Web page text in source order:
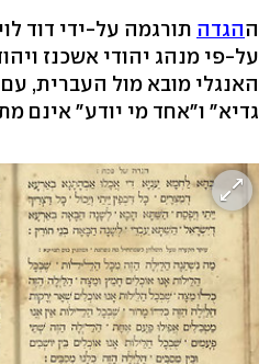
ההגדה תורגמה על-ידי דוד
על-פי מנהג יהודי אשכנז
האנגלי מובא מול העברית,
גדיא" ו"אחד מי יודע" אינם